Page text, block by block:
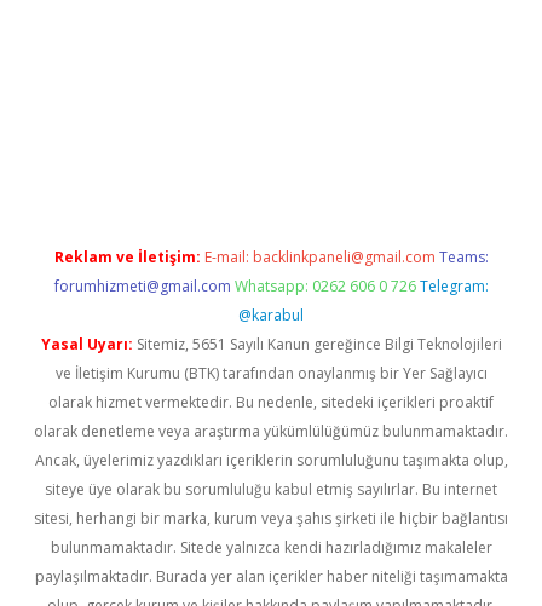
Reklam ve İletişim: E-mail: backlinkpaneli@gmail.com Teams:
forumhizmeti@gmail.com Whatsapp: 0262 606 0 726 Telegram:
@karabul
Yasal Uyarı: Sitemiz, 5651 Sayılı Kanun gereğince Bilgi Teknolojileri
ve İletişim Kurumu (BTK) tarafından onaylanmış bir Yer Sağlayıcı
olarak hizmet vermektedir. Bu nedenle, sitedeki içerikleri proaktif
olarak denetleme veya araştırma yükümlülüğümüz bulunmamaktadır.
Ancak, üyelerimiz yazdıkları içeriklerin sorumluluğunu taşımakta olup,
siteye üye olarak bu sorumluluğu kabul etmiş sayılırlar. Bu internet
sitesi, herhangi bir marka, kurum veya şahıs şirketi ile hiçbir bağlantısı
bulunmamaktadır. Sitede yalnızca kendi hazırladığımız makaleler
paylaşılmaktadır. Burada yer alan içerikler haber niteliği taşımamakta